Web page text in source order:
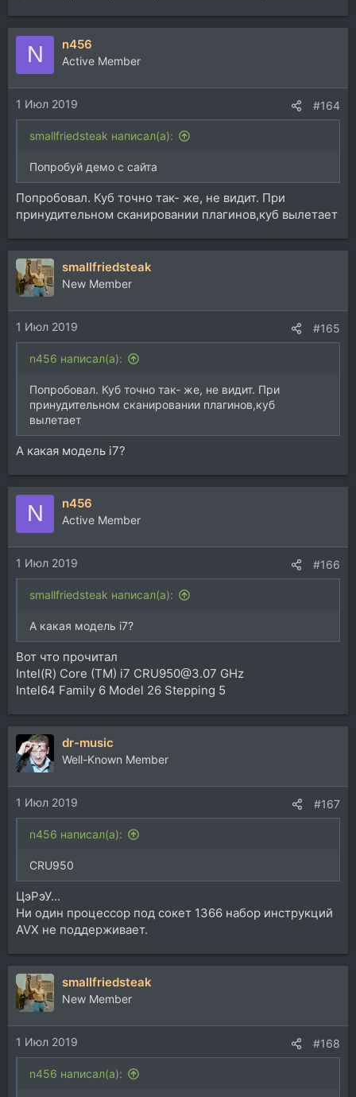
N n456
Active Member
1 Июл 2019 #164
smallfriedsteak написал(а):
Попробуй демо с сайта
Попробовал. Куб точно так- же, не видит. При
принудительном сканировании плагинов,куб вылетает
smallfriedsteak
New Member
1 Июл 2019 #165
n456 написал(а):
Попробовал. Куб точно так- же, не видит. При
принудительном сканировании плагинов,куб
вылетает
А какая модель i7?
N n456
Active Member
1 Июл 2019 #166
smallfriedsteak написал(а):
А какая модель i7?
Вот что прочитал
Intel(R) Core (TM) i7 CRU950@3.07 GHz
Intel64 Family 6 Model 26 Stepping 5
dr-music
Well-Known Member
1 Июл 2019 #167
n456 написал(а):
CRU950
ЦэРэУ...
Ни один процессор под сокет 1366 набор инструкций
AVX не поддерживает.
smallfriedsteak
New Member
1 Июл 2019 #168
n456 написал(а):